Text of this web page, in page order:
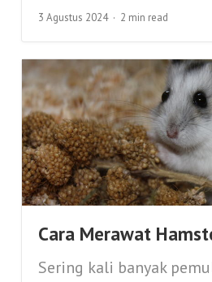
3 Agustus 2024 2 min read
Cara Merawat
Sering kali banyak